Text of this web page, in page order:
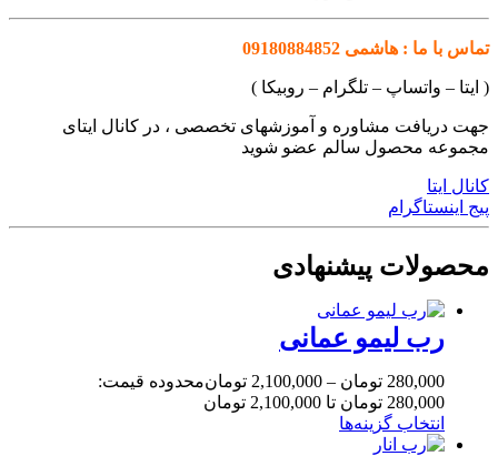
تماس با ما : هاشمی 09180884852
( ایتا – واتساپ – تلگرام – روبیکا )
جهت دریافت مشاوره و آموزشهای تخصصی ، در کانال ایتای
مجموعه محصول سالم عضو شوید
کانال ایتا
پیج اینستاگرام
محصولات پیشنهادی
رب لیمو عمانی
280,000 تومان –
2,100,000 تومانمحدوده قیمت:
280,000 تومان تا 2,100,000 تومان
انتخاب گزینه‌ها